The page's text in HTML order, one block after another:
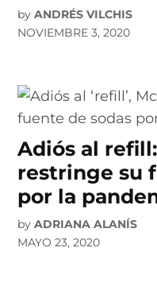
by ANDRÉS VILCHIS
NOVIEMBRE 3, 2020
Adiós al
restringe su
por la
by ADRIANA ALANÍS
MAYO 23, 2020